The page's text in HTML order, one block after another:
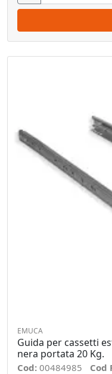
EMUCA
Guida per cassetti
nera portata 20 Kg.
Cod: 00484985 Cod